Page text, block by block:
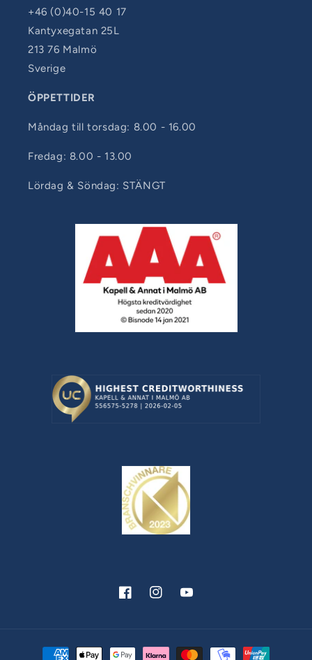
+46 (0)40-15 40 17
Kantyxegatan 25L
213 76 Malmö
Sverige
ÖPPETTIDER
Måndag till torsdag: 8.00 - 16.00
Fredag: 8.00 - 13.00
Lördag & Söndag: STÄNGT
FacebookInstagramYouTube
Betalningsmetoder